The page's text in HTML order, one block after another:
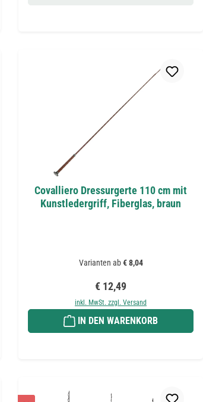
Covalliero Dressurgerte 110 cm mit
Kunstledergriff, Fiberglas, braun
Varianten ab€ 8,04
Regulärer Preis:
€ 12,49
inkl. MwSt. zzgl. Versand
IN DEN WARENKORB